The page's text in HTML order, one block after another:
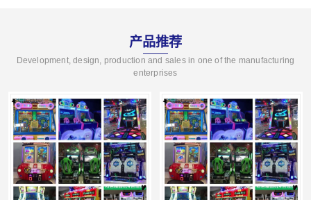
产品推荐
Development, design, production and sales in one of the manufacturing
enterprises